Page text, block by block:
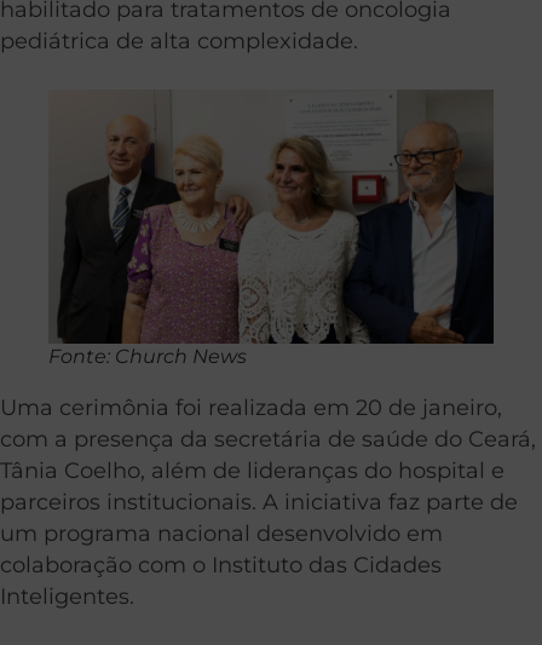
habilitado para tratamentos de oncologia
pediátrica de alta complexidade.
Fonte: Church News
Uma cerimônia foi realizada em 20 de janeiro,
com a presença da secretária de saúde do Ceará,
Tânia Coelho, além de lideranças do hospital e
parceiros institucionais. A iniciativa faz parte de
um programa nacional desenvolvido em
colaboração com o Instituto das Cidades
Inteligentes.